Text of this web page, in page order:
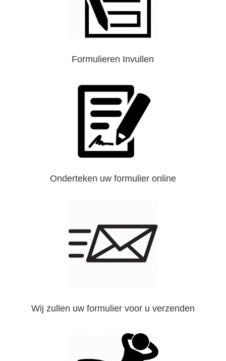
Formulieren Invullen
Onderteken uw formulier online
Wij zullen uw formulier voor u verzenden